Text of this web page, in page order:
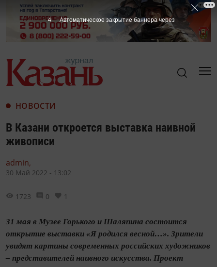
НОВОСТИ
В Казани откроется выставка наивной
живописи
admin,
30 Май 2022 - 13:02
1723 0 1
31 мая в Музее Горького и Шаляпина состоится
открытие выставки «Я родился весной…». Зрители
увидят картины современных российских художников
– представителей наивного искусства. Проект
3 Автоматическое закрытие баннера через